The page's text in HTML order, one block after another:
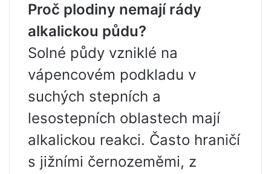
Proč plodiny nemají rády
alkalickou půdu?
Solné půdy vzniklé na
vápencovém podkladu v
suchých stepních a
lesostepních oblastech mají
alkalickou reakci. Často hraničí
s jižními černozeměmi, z